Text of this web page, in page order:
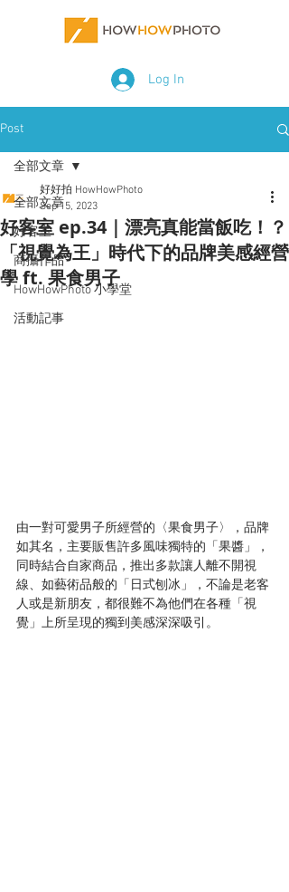
Log In
Post
全部文章
好客室
商攝作品
HowHowPhoto 小學堂
活動記事
全部文章
好客室 ep.34｜漂亮真能當飯吃！？
「視覺為王」時代下的品牌美感經營
學 ft. 果食男子
好好拍 HowHowPhoto
Sep 15, 2023
由一對可愛男子所經營的〈果食男子〉，品牌
如其名，主要販售許多風味獨特的「果醬」，
同時結合自家商品，推出多款讓人離不開視
線、如藝術品般的「日式刨冰」，不論是老客
人或是新朋友，都很難不為他們在各種「視
覺」上所呈現的獨到美感深深吸引。